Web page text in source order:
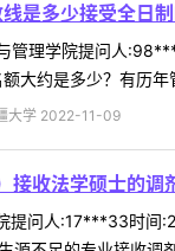
是多少接受全日
管理学院提问人
大约是多少？有历
大学 2022-11-09
接收法学硕士的
提问人:17***33时